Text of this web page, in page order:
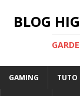
BLOG
GAMING TUTO